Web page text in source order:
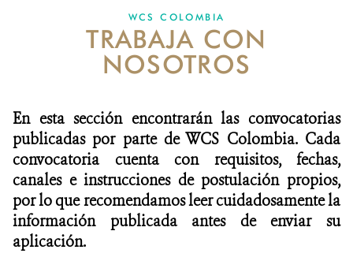
NOTICIAS
WCS VISUAL
ALIADOS Y ALIANZAS
COBERTURA EN MEDIOS DE COMUNICACIÓN
INFORME ANUAL WCS
MECANISMO DE ATENCIÓN DE QUEJAS Y RECLAMOS
WCS COLOMBIA
TRABAJA CON
NOSOTROS
En esta sección encontrarán las convocatorias
publicadas por parte de WCS Colombia. Cada
convocatoria cuenta con requisitos, fechas,
canales e instrucciones de postulación propios,
por lo que recomendamos leer cuidadosamente la
información publicada antes de enviar su
aplicación.